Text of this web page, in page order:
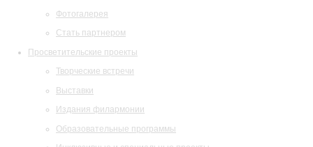
Фотогалерея
Стать партнером
Просветительские проекты
Творческие встречи
Выставки
Издания филармонии
Образовательные программы